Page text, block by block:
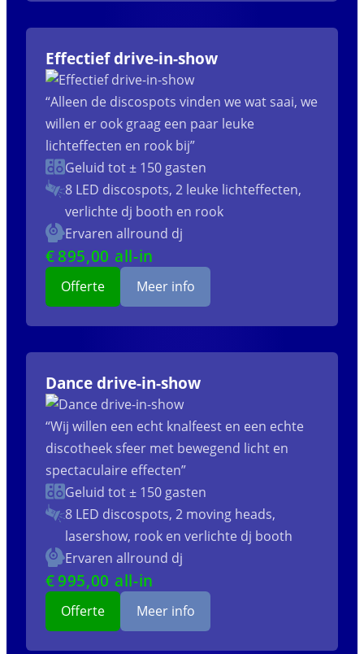
Effectief drive-in-show
“Alleen de discospots vinden we wat saai, we
willen er ook graag een paar leuke
lichteffecten en rook bij”
Geluid tot ± 150 gasten
8 LED discospots, 2 leuke lichteffecten,
verlichte dj booth en rook
Ervaren allround dj
€895,00 all-in
Offerte Meer info
Dance drive-in-show
“Wij willen een echt knalfeest en een echte
discotheek sfeer met bewegend licht en
spectaculaire effecten”
Geluid tot ± 150 gasten
8 LED discospots, 2 moving heads,
lasershow, rook en verlichte dj booth
Ervaren allround dj
€995,00 all-in
Offerte Meer info